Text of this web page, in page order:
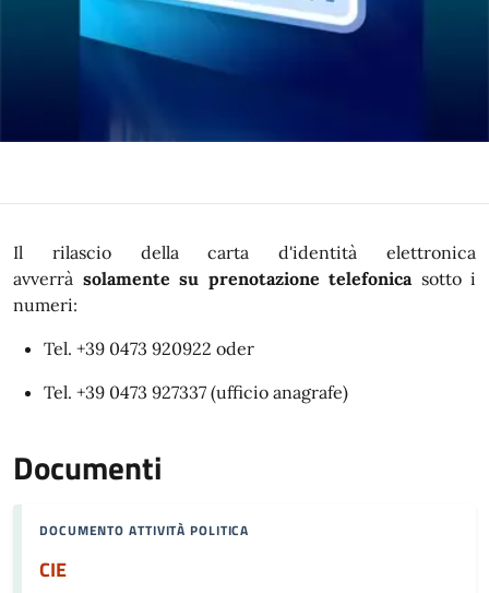
Il rilascio della carta d'identità elettronica
avverrà solamente su prenotazione telefonica sotto i
numeri:
Tel. +39 0473 920922 oder
Tel. +39 0473 927337 (ufficio anagrafe)
Documenti
DOCUMENTO ATTIVITÀ POLITICA
CIE